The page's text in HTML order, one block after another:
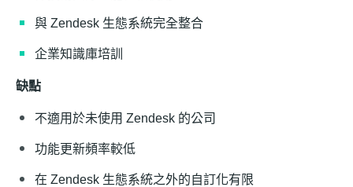
與 Zendesk 生態系統完全整合
企業知識庫培訓
缺點
不適用於未使用 Zendesk 的公司
功能更新頻率較低
在 Zendesk 生態系統之外的自訂化有限